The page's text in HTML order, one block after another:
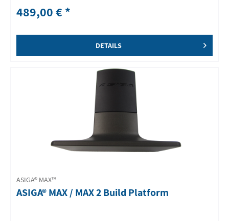
489,00 € *
DETAILS
ASIGA® MAX™
ASIGA® MAX / MAX 2 Build Platform